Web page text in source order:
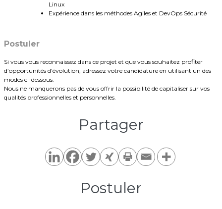
Linux
Expérience dans les méthodes Agiles et DevOps Sécurité
Postuler
Si vous vous reconnaissez dans ce projet et que vous souhaitez profiter
d’opportunités d’évolution, adressez votre candidature en utilisant un des
modes ci-dessous.
Nous ne manquerons pas de vous offrir la possibilité de capitaliser sur vos
qualités professionnelles et personnelles.
Partager​
Postuler​